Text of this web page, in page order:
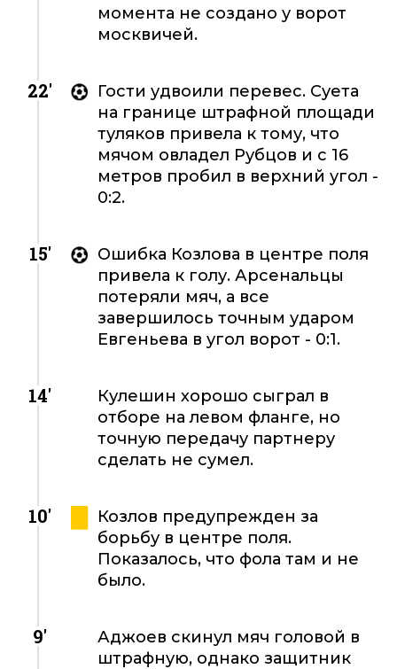
момента не создано у ворот
москвичей.
22'
Гости удвоили перевес. Суета
на границе штрафной площади
туляков привела к тому, что
мячом овладел Рубцов и с 16
метров пробил в верхний угол -
0:2.
15'
Ошибка Козлова в центре поля
привела к голу. Арсенальцы
потеряли мяч, а все
завершилось точным ударом
Евгеньева в угол ворот - 0:1.
14'
Кулешин хорошо сыграл в
отборе на левом фланге, но
точную передачу партнеру
сделать не сумел.
10'
Козлов предупрежден за
борьбу в центре поля.
Показалось, что фола там и не
было.
9'
Аджоев скинул мяч головой в
штрафную, однако защитник